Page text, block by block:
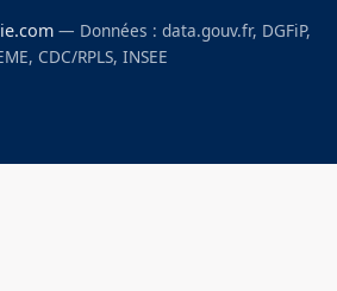
— Données : data.gouv.fr, DGFiP,
CDC/RPLS, INSEE